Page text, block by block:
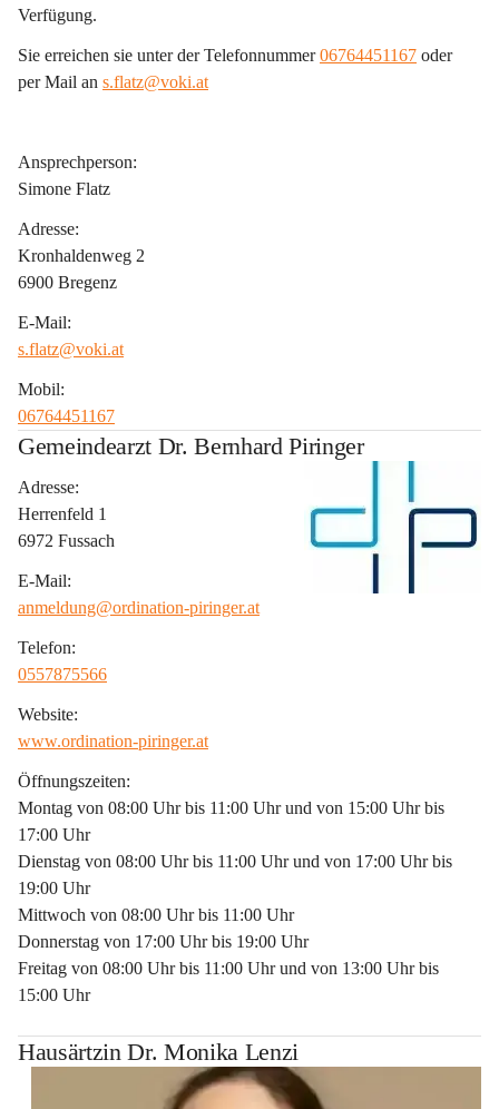
Verfügung.
Sie erreichen sie unter der Telefonnummer 06764451167 oder
per Mail an s.flatz@voki.at
Ansprechperson:
Simone Flatz
Adresse:
Kronhaldenweg 2
6900 Bregenz
E-Mail:
s.flatz@voki.at
Mobil:
06764451167
Gemeindearzt Dr. Bernhard Piringer
Adresse:
Herrenfeld 1
6972 Fussach
E-Mail:
anmeldung@ordination-piringer.at
Telefon:
0557875566
Website:
www.ordination-piringer.at
Öffnungszeiten:
Montag von 08:00 Uhr bis 11:00 Uhr und von 15:00 Uhr bis
17:00 Uhr
Dienstag von 08:00 Uhr bis 11:00 Uhr und von 17:00 Uhr bis
19:00 Uhr
Mittwoch von 08:00 Uhr bis 11:00 Uhr
Donnerstag von 17:00 Uhr bis 19:00 Uhr
Freitag von 08:00 Uhr bis 11:00 Uhr und von 13:00 Uhr bis
15:00 Uhr
Hausärtzin Dr. Monika Lenzi